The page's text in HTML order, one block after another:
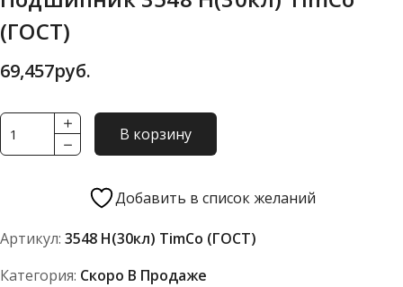
(ГОСТ)
69,457руб.
Количество
товара
TimCo
В корзину
Добавить в список желаний
Артикул: 3548 Н(30кл) TimCo (ГОСТ)
Категория: Скоро В Продаже